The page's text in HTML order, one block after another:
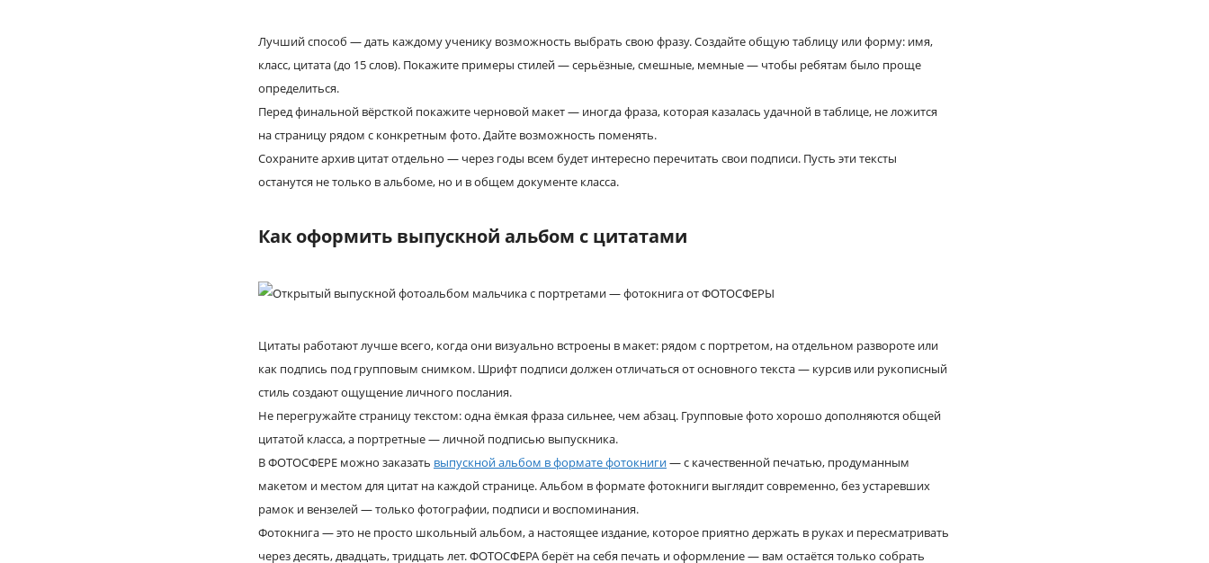
Лучший способ — дать каждому ученику возможность выбрать свою фразу. Создайте общую таблицу или форму: имя,
класс, цитата (до 15 слов). Покажите примеры стилей — серьёзные, смешные, мемные — чтобы ребятам было проще
определиться.
Перед финальной вёрсткой покажите черновой макет — иногда фраза, которая казалась удачной в таблице, не ложится
на страницу рядом с конкретным фото. Дайте возможность поменять.
Сохраните архив цитат отдельно — через годы всем будет интересно перечитать свои подписи. Пусть эти тексты
останутся не только в альбоме, но и в общем документе класса.
Как оформить выпускной альбом с цитатами
Цитаты работают лучше всего, когда они визуально встроены в макет: рядом с портретом, на отдельном развороте или
как подпись под групповым снимком. Шрифт подписи должен отличаться от основного текста — курсив или рукописный
стиль создают ощущение личного послания.
Не перегружайте страницу текстом: одна ёмкая фраза сильнее, чем абзац. Групповые фото хорошо дополняются общей
цитатой класса, а портретные — личной подписью выпускника.
В ФОТОСФЕРЕ можно заказать выпускной альбом в формате фотокниги— с качественной печатью, продуманным
макетом и местом для цитат на каждой странице. Альбом в формате фотокниги выглядит современно, без устаревших
рамок и вензелей — только фотографии, подписи и воспоминания.
Фотокнига — это не просто школьный альбом, а настоящее издание, которое приятно держать в руках и пересматривать
через десять, двадцать, тридцать лет. ФОТОСФЕРА берёт на себя печать и оформление — вам остаётся только собрать